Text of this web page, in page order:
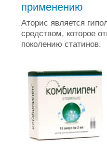
применению
Аторис является
средством, которое
поколению статинов.